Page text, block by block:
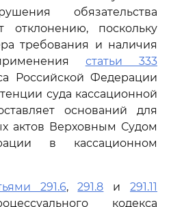
обязательства
отклонению, поскольку
требования и наличия
статьи 333
Российской Федерации
суда кассационной
оснований для
актов Верховным Судом
в кассационном
291.6,291.8 и291.11
кодекса